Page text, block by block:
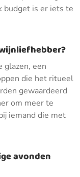
budget is er iets te
een
die het ritueel
gewaardeerd
om meer te
iemand die met
avonden